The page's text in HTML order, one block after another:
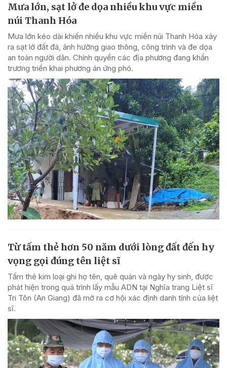
Mưa lớn, sạt lở đe dọa nhiều khu vực miền
núi Thanh Hóa
Mưa lớn kéo dài khiến nhiều khu vực miền núi Thanh Hóa xảy
ra sạt lở đất đá, ảnh hưởng giao thông, công trình và đe dọa
an toàn người dân. Chính quyền các địa phương đang khẩn
trương triển khai phương án ứng phó.
Từ tấm thẻ hơn 50 năm dưới lòng đất đến hy
vọng gọi đúng tên liệt sĩ
Tấm thẻ kim loại ghi họ tên, quê quán và ngày hy sinh, được
phát hiện trong quá trình lấy mẫu ADN tại Nghĩa trang Liệt sĩ
Tri Tôn (An Giang) đã mở ra cơ hội xác định danh tính của liệt
sĩ.